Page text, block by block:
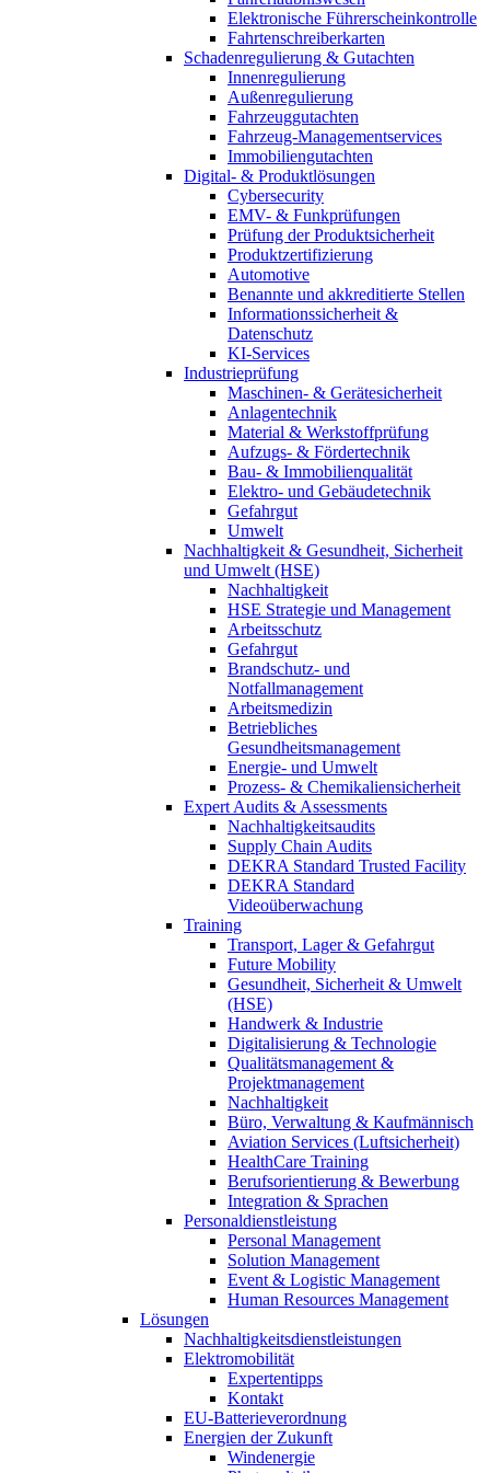
Elektronische Führerscheinkontrolle
Fahrtenschreiberkarten
Schadenregulierung & Gutachten
Innenregulierung
Außenregulierung
Fahrzeuggutachten
Fahrzeug-Managementservices
Immobiliengutachten
Digital- & Produktlösungen
Cybersecurity
EMV- & Funkprüfungen
Prüfung der Produktsicherheit
Produktzertifizierung
Automotive
Benannte und akkreditierte Stellen
Informationssicherheit &
Datenschutz
KI-Services
Industrieprüfung
Maschinen- & Gerätesicherheit
Anlagentechnik
Material & Werkstoffprüfung
Aufzugs- & Fördertechnik
Bau- & Immobilienqualität
Elektro- und Gebäudetechnik
Gefahrgut
Umwelt
Nachhaltigkeit & Gesundheit, Sicherheit
und Umwelt (HSE)
Nachhaltigkeit
HSE Strategie und Management
Arbeitsschutz
Gefahrgut
Brandschutz- und
Notfallmanagement
Arbeitsmedizin
Betriebliches
Gesundheitsmanagement
Energie- und Umwelt
Prozess- & Chemikaliensicherheit
Expert Audits & Assessments
Nachhaltigkeitsaudits
Supply Chain Audits
DEKRA Standard Trusted Facility
DEKRA Standard
Videoüberwachung
Training
Transport, Lager & Gefahrgut
Future Mobility
Gesundheit, Sicherheit & Umwelt
(HSE)
Handwerk & Industrie
Digitalisierung & Technologie
Qualitätsmanagement &
Projektmanagement
Nachhaltigkeit
Büro, Verwaltung & Kaufmännisch
Aviation Services (Luftsicherheit)
HealthCare Training
Berufsorientierung & Bewerbung
Integration & Sprachen
Personaldienstleistung
Personal Management
Solution Management
Event & Logistic Management
Human Resources Management
Lösungen
Nachhaltigkeitsdienstleistungen
Elektromobilität
Expertentipps
Kontakt
EU-Batterieverordnung
Energien der Zukunft
Windenergie